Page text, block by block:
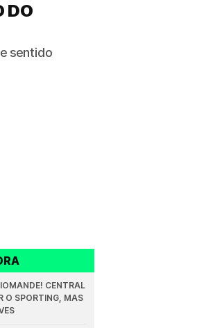
DO
sentido
CENTRAL
O SPORTING, MAS